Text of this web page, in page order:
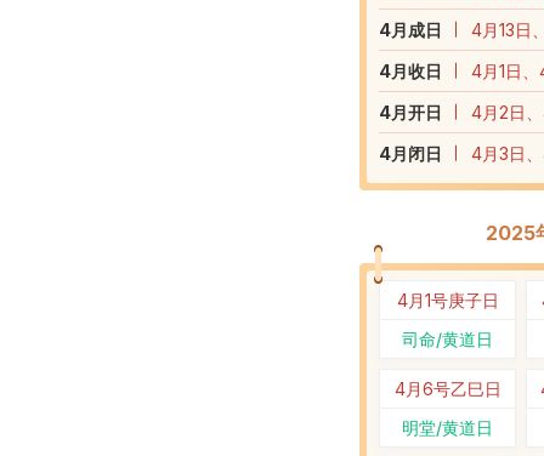
4月成日
4月13日
4月收日
4月1日
4月开日
4月2日
4月闭日 4月3日
2025
4月1号庚子日
司命/黄道日
4月6号乙巳日
明堂/黄道日